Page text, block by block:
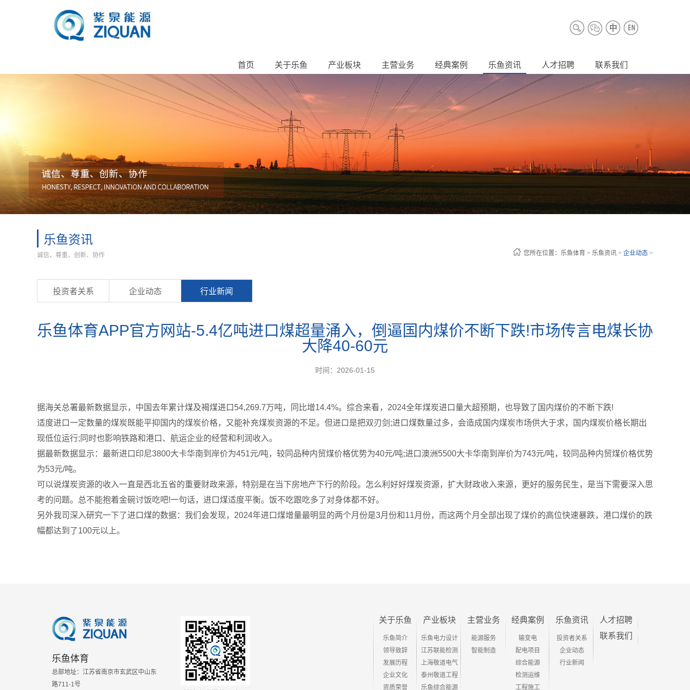
首页 关于乐鱼 产业板块 主营业务 经典案例 乐鱼资讯 人才招聘 联系我们
乐鱼资讯
诚信、尊重、创新、协作 您所在位置： 乐鱼体育 > 乐鱼资讯 > 企业动态 >
投资者关系 企业动态 行业新闻
乐鱼体育APP官方网站-5.4亿吨进口煤超量涌入，倒逼国内煤价不断下跌!市场传言电煤长协
大降40-60元
时间：2026-01-15
据海关总署最新数据显示，中国去年累计煤及褐煤进口54,269.7万吨，同比增14.4%。综合来看，2024全年煤炭进口量大超预期，也导致了国内煤价的不断下跌!
适度进口一定数量的煤炭既能平抑国内的煤炭价格，又能补充煤炭资源的不足。但进口是把双刃剑;进口煤数量过多，会造成国内煤炭市场供大于求，国内煤炭价格长期出
现低位运行;同时也影响铁路和港口、航运企业的经营和利润收入。
据最新数据显示：最新进口印尼3800大卡华南到岸价为451元/吨，较同品种内贸煤价格优势为40元/吨;进口澳洲5500大卡华南到岸价为743元/吨，较同品种内贸煤价格优势
为53元/吨。
可以说煤炭资源的收入一直是西北五省的重要财政来源，特别是在当下房地产下行的阶段。怎么利好好煤炭资源，扩大财政收入来源，更好的服务民生，是当下需要深入思
考的问题。总不能抱着金碗讨饭吃吧!一句话，进口煤适度平衡。饭不吃跟吃多了对身体都不好。
另外我司深入研究一下了进口煤的数据：我们会发现，2024年进口煤增量最明显的两个月份是3月份和11月份，而这两个月全部出现了煤价的高位快速暴跌，港口煤价的跌
幅都达到了100元以上。
乐鱼体育
总部地址：江苏省南京市玄武区中山东
路711-1号
关于乐鱼
乐鱼简介
领导致辞
发展历程
企业文化
资质荣誉
产业板块
乐鱼电力设计
江苏联能检测
上海敬道电气
泰州敬道工程
乐鱼综合能源
主营业务
能源服务
智能制造
经典案例
输变电
配电项目
综合能源
检测运维
工程施工
乐鱼资讯
投资者关系
企业动态
行业新闻
人才招聘
联系我们